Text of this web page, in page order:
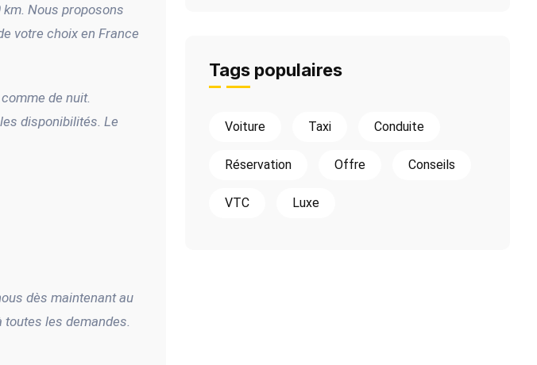
Nous proposons
votre choix en France
de nuit.
disponibilités. Le
dès maintenant au
les demandes.
Tags populaires
Voiture Taxi Conduite
Réservation Offre Conseils
VTC Luxe